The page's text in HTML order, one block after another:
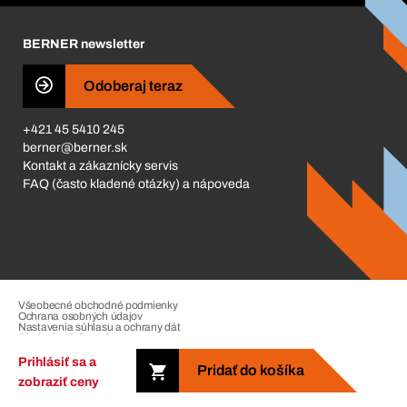
Prihlásiť sa a
zobraziť ceny
Pridať do košíka
Business Conduct
BERNER newsletter
Odoberaj teraz
+421 45 5410 245
berner@berner.sk
Kontakt a zákaznícky servis
FAQ (často kladené otázky) a nápoveda
Copyright © 2026. The Berner Group. All rights reserved.
Všeobecné obchodné podmienky
Ochrana osobných údajov
Nastavenia súhlasu a ochrany dát
Riadenie sťažností